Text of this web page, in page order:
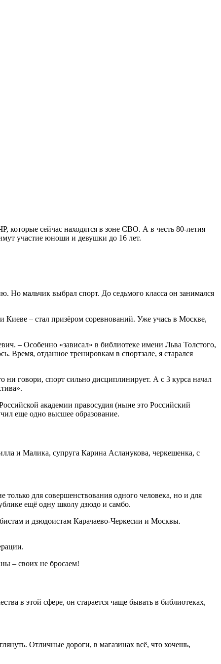
которые сейчас находятся в зоне СВО. А в честь 80-летия
участие юноши и девушки до 16 лет.
Но мальчик выбрал спорт. До седьмого класса он занимался
– стал призёром соревнований. Уже учась в Москве,
– Особенно «зависал» в библиотеке имени Льва Толстого,
Время, отданное тренировкам в спортзале, я старался
ни говори, спорт сильно дисциплинирует. А с 3 курса начал
академии правосудия (ныне это Российский
еще одно высшее образование.
и Малика, супруга Карина Асланукова, черкешенка, с
только для совершенствования одного человека, но и для
ещё одну школу дзюдо и самбо.
и дзюдоистам Карачаево-Черкесии и Москвы.
– своих не бросаем!
в этой сфере, он старается чаще бывать в библиотеках,
Отличные дороги, в магазинах всё, что хочешь,